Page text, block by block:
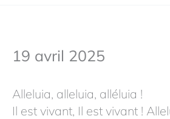
19 avril 2025
Alleluia, alleluia, alléluia !
Il est vivant, Il est vivant !